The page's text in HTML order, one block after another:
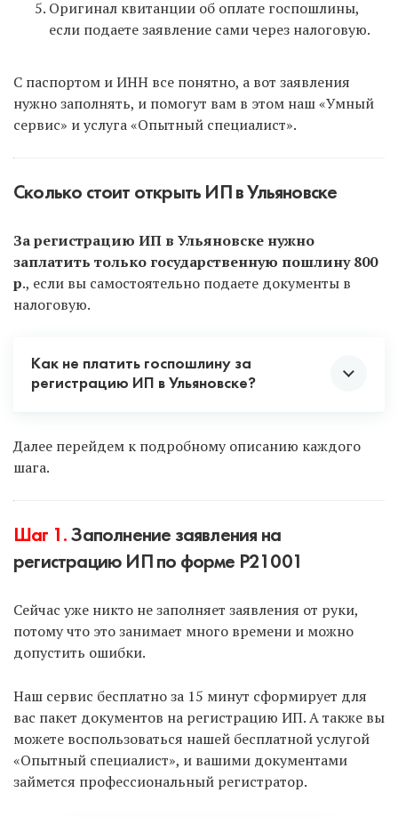
Оригинал квитанции об оплате госпошлины,
если подаете заявление сами через налоговую.
С паспортом и ИНН все понятно, а вот заявления
нужно заполнять, и помогут вам в этом наш «Умный
сервис» и услуга «Опытный специалист».
Сколько стоит открыть ИП в Ульяновске
За регистрацию ИП в Ульяновске нужно
заплатить только государственную пошлину 800
р., если вы самостоятельно подаете документы в
налоговую.
Как не платить госпошлину за
регистрацию ИП в Ульяновске?
Есть только 2 законных способа:
Подать документы через МФЦ
(многофункциональные центры).
Чтобы воспользоваться первым способом и
подать документы онлайн с использованием ЭЦП,
выберите услугу — «Опытный специалист».
Чтобы подать документы через МФЦ, заполните
их в нашем «Умном сервисе» и подайте через
МФЦ самостоятельно.
Минус второго способа — нужно ехать в МФЦ и
Далее перейдем к подробному описанию каждого
шага.
Шаг 1. Заполнение заявления на
регистрацию ИП по форме Р21001
Сейчас уже никто не заполняет заявления от руки,
потому что это занимает много времени и можно
допустить ошибки.
Наш сервис бесплатно за 15 минут сформирует для
вас пакет документов на регистрацию ИП. А также вы
можете воспользоваться нашей бесплатной услугой
«Опытный специалист», и вашими документами
займется профессиональный регистратор.